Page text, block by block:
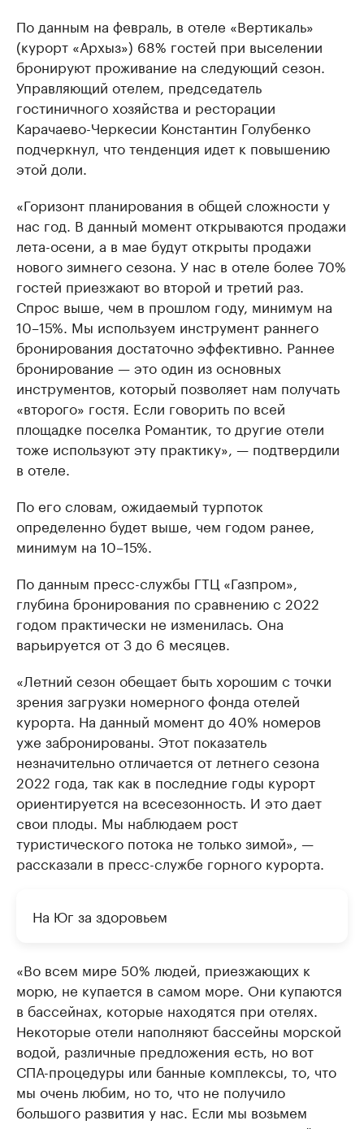
По данным на февраль, в отеле «Вертикаль»
(курорт «Архыз») 68% гостей при выселении
бронируют проживание на следующий сезон.
Управляющий отелем, председатель
гостиничного хозяйства и ресторации
Карачаево-Черкесии Константин Голубенко
подчеркнул, что тенденция идет к повышению
этой доли.
«Горизонт планирования в общей сложности у
нас год. В данный момент открываются продажи
лета-осени, а в мае будут открыты продажи
нового зимнего сезона. У нас в отеле более 70%
гостей приезжают во второй и третий раз.
Спрос выше, чем в прошлом году, минимум на
10–15%. Мы используем инструмент раннего
бронирования достаточно эффективно. Раннее
бронирование — это один из основных
инструментов, который позволяет нам получать
«второго» гостя. Если говорить по всей
площадке поселка Романтик, то другие отели
тоже используют эту практику», — подтвердили
в отеле.
По его словам, ожидаемый турпоток
определенно будет выше, чем годом ранее,
минимум на 10–15%.
По данным пресс-службы ГТЦ «Газпром»,
глубина бронирования по сравнению с 2022
годом практически не изменилась. Она
варьируется от 3 до 6 месяцев.
«Летний сезон обещает быть хорошим с точки
зрения загрузки номерного фонда отелей
курорта. На данный момент до 40% номеров
уже забронированы. Этот показатель
незначительно отличается от летнего сезона
2022 года, так как в последние годы курорт
ориентируется на всесезонность. И это дает
свои плоды. Мы наблюдаем рост
туристического потока не только зимой», —
рассказали в пресс-службе горного курорта.
На Юг за здоровьем
«Во всем мире 50% людей, приезжающих к
морю, не купается в самом море. Они купаются
в бассейнах, которые находятся при отелях.
Некоторые отели наполняют бассейны морской
водой, различные предложения есть, но вот
СПА-процедуры или банные комплексы, то, что
мы очень любим, но то, что не получило
большого развития у нас. Если мы возьмем